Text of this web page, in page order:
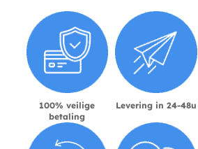
100% veilige
betaling
Levering in 24-48u